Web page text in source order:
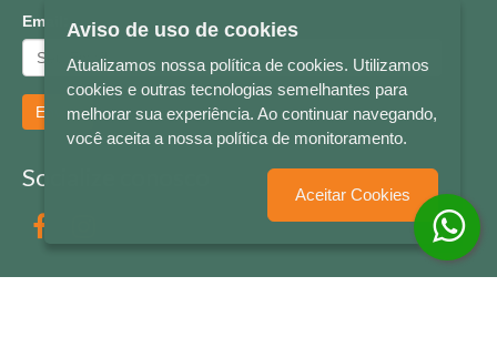
Email:
Enviar
Socialize conosco
Aviso de uso de cookies
Atualizamos nossa política de cookies. Utilizamos
cookies e outras tecnologias semelhantes para
melhorar sua experiência. Ao continuar navegando,
você aceita a nossa política de monitoramento.
Aceitar Cookies